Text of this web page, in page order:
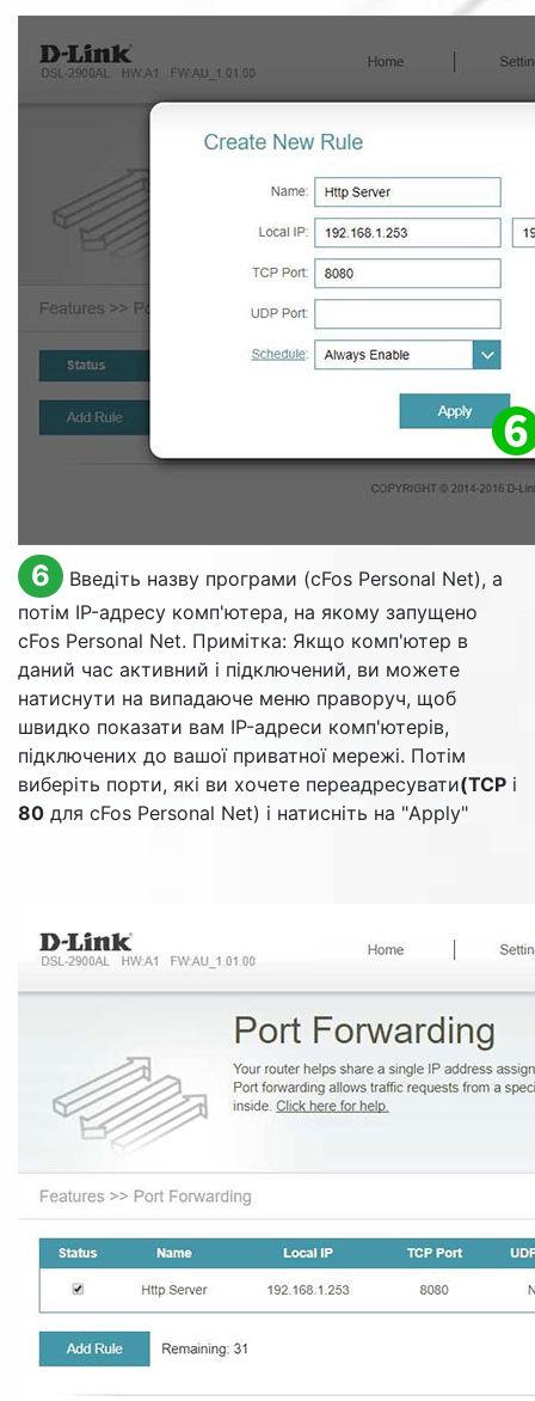
6
Введіть назву програми (cFos Personal Net), а
потім IP-адресу комп'ютера, на якому запущено
cFos Personal Net. Примітка: Якщо комп'ютер в
даний час активний і підключений, ви можете
натиснути на випадаюче меню праворуч, щоб
швидко показати вам IP-адреси комп'ютерів,
підключених до вашої приватної мережі. Потім
виберіть порти, які ви хочете переадресувати(TCP і
80 для cFos Personal Net) і натисніть на "Apply"